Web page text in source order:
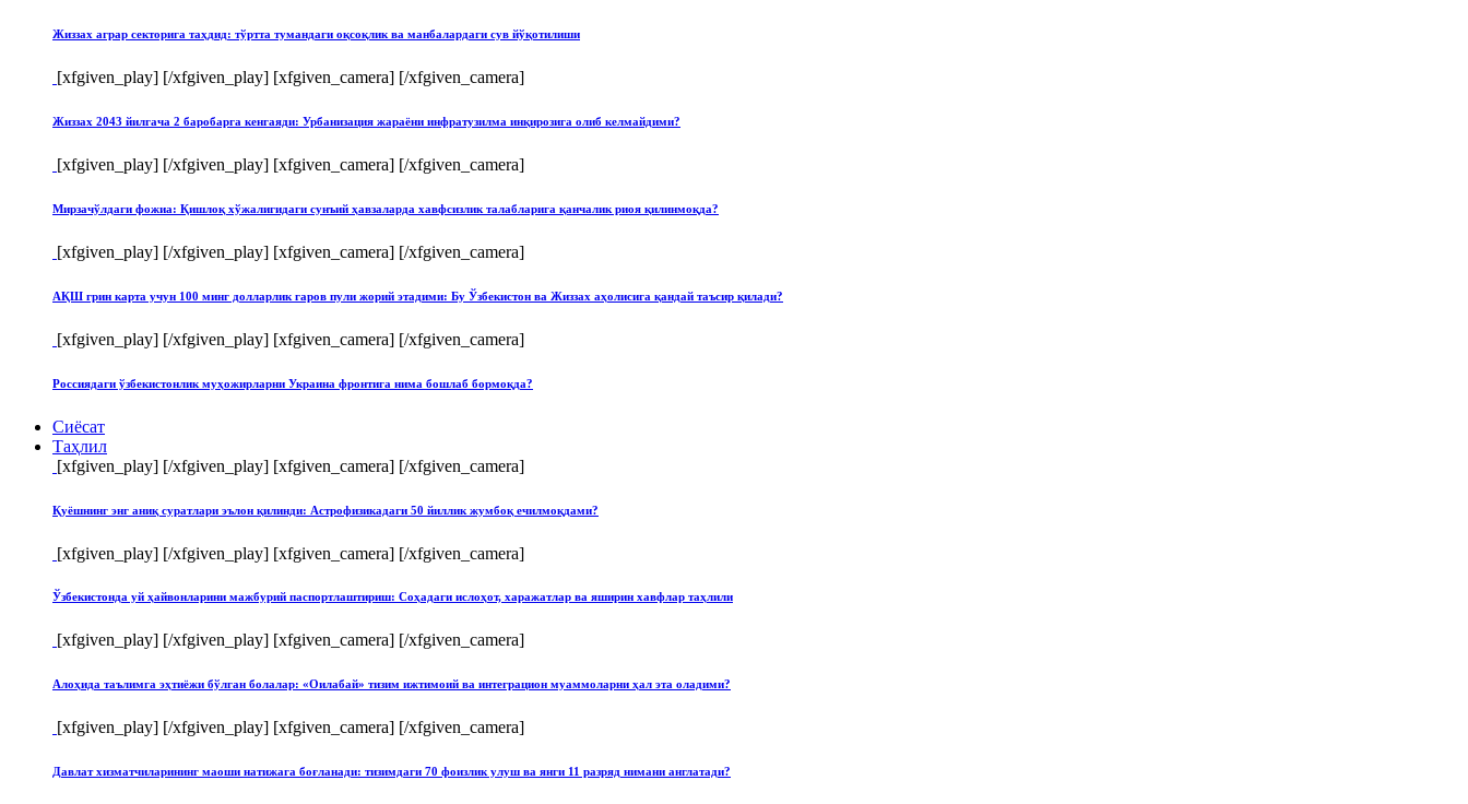
Жиззах аграр секторига таҳдид: тўртта тумандаги оқсоқлик ва манбалардаги сув йўқотилиши
[xfgiven_play] [/xfgiven_play] [xfgiven_camera] [/xfgiven_camera]
Жиззах 2043 йилгача 2 баробарга кенгаяди: Урбанизация жараёни инфратузилма инқирозига олиб келмайдими?
[xfgiven_play] [/xfgiven_play] [xfgiven_camera] [/xfgiven_camera]
Мирзачўлдаги фожиа: Қишлоқ хўжалигидаги сунъий ҳавзаларда хавфсизлик талабларига қанчалик риоя қилинмоқда?
[xfgiven_play] [/xfgiven_play] [xfgiven_camera] [/xfgiven_camera]
АҚШ грин карта учун 100 минг долларлик гаров пули жорий этадими: Бу Ўзбекистон ва Жиззах аҳолисига қандай таъсир қилади?
[xfgiven_play] [/xfgiven_play] [xfgiven_camera] [/xfgiven_camera]
Россиядаги ўзбекистонлик муҳожирларни Украина фронтига нима бошлаб бормоқда?
Сиёсат
Таҳлил
[xfgiven_play] [/xfgiven_play] [xfgiven_camera] [/xfgiven_camera]
Қуёшнинг энг аниқ суратлари эълон қилинди: Астрофизикадаги 50 йиллик жумбоқ ечилмоқдами?
[xfgiven_play] [/xfgiven_play] [xfgiven_camera] [/xfgiven_camera]
Ўзбекистонда уй ҳайвонларини мажбурий паспортлаштириш: Соҳадаги ислоҳот, харажатлар ва яширин хавфлар таҳлили
[xfgiven_play] [/xfgiven_play] [xfgiven_camera] [/xfgiven_camera]
Алоҳида таълимга эҳтиёжи бўлган болалар: «Оилабай» тизим ижтимоий ва интеграцион муаммоларни ҳал эта оладими?
[xfgiven_play] [/xfgiven_play] [xfgiven_camera] [/xfgiven_camera]
Давлат хизматчиларининг маоши натижага боғланади: тизимдаги 70 фоизлик улуш ва янги 11 разряд нимани англатади?